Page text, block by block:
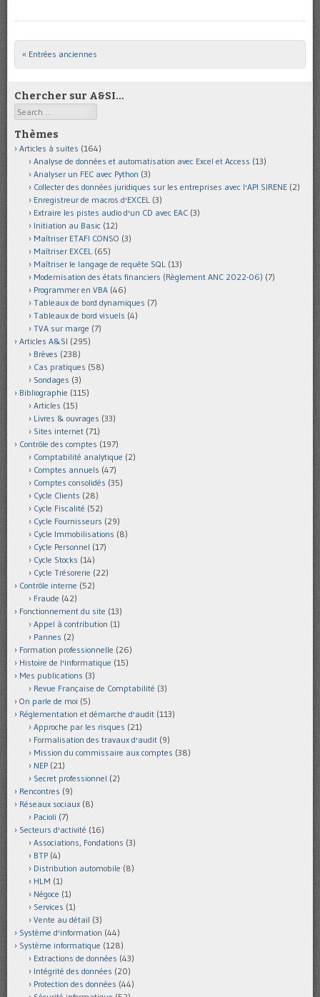
Post navigation
« Entrées anciennes
Chercher sur A&SI…
Search
Thèmes
Articles à suites (164)
Analyse de données et automatisation avec Excel et Access (13)
Analyser un FEC avec Python (3)
Collecter des données juridiques sur les entreprises avec l'API SIRENE (2)
Enregistreur de macros d'EXCEL (3)
Extraire les pistes audio d'un CD avec EAC (3)
Initiation au Basic (12)
Maîtriser ETAFI CONSO (3)
Maîtriser EXCEL (65)
Maîtriser le langage de requête SQL (13)
Modernisation des états financiers (Règlement ANC 2022-06) (7)
Programmer en VBA (46)
Tableaux de bord dynamiques (7)
Tableaux de bord visuels (4)
TVA sur marge (7)
Articles A&SI (295)
Brèves (238)
Cas pratiques (58)
Sondages (3)
Bibliographie (115)
Articles (15)
Livres & ouvrages (33)
Sites internet (71)
Contrôle des comptes (197)
Comptabilité analytique (2)
Comptes annuels (47)
Comptes consolidés (35)
Cycle Clients (28)
Cycle Fiscalité (52)
Cycle Fournisseurs (29)
Cycle Immobilisations (8)
Cycle Personnel (17)
Cycle Stocks (14)
Cycle Trésorerie (22)
Contrôle interne (52)
Fraude (42)
Fonctionnement du site (13)
Appel à contribution (1)
Pannes (2)
Formation professionnelle (26)
Histoire de l'informatique (15)
Mes publications (3)
Revue Française de Comptabilité (3)
On parle de moi (5)
Réglementation et démarche d'audit (113)
Approche par les risques (21)
Formalisation des travaux d'audit (9)
Mission du commissaire aux comptes (38)
NEP (21)
Secret professionnel (2)
Rencontres (9)
Réseaux sociaux (8)
Pacioli (7)
Secteurs d'activité (16)
Associations, Fondations (3)
BTP (4)
Distribution automobile (8)
HLM (1)
Négoce (1)
Services (1)
Vente au détail (3)
Système d'information (44)
Système informatique (128)
Extractions de données (43)
Intégrité des données (20)
Protection des données (44)